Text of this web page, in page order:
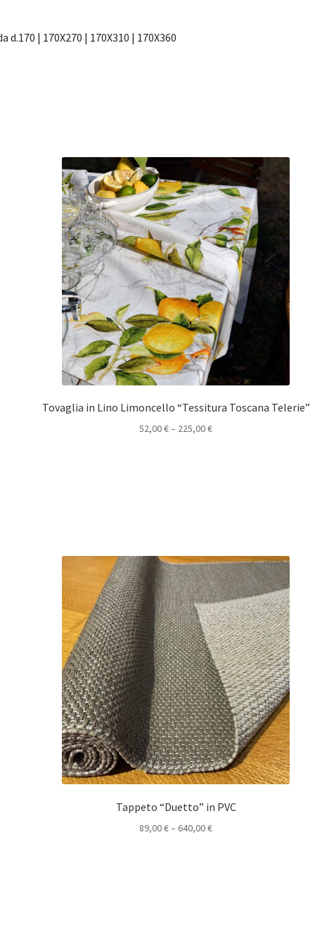
| 170X270 | 170X310 | 170X360
Tovaglia in Lino Limoncello “Tessitura Toscana Telerie”
52,00€– 225,00€
Tappeto “Duetto” in PVC
89,00€– 640,00€